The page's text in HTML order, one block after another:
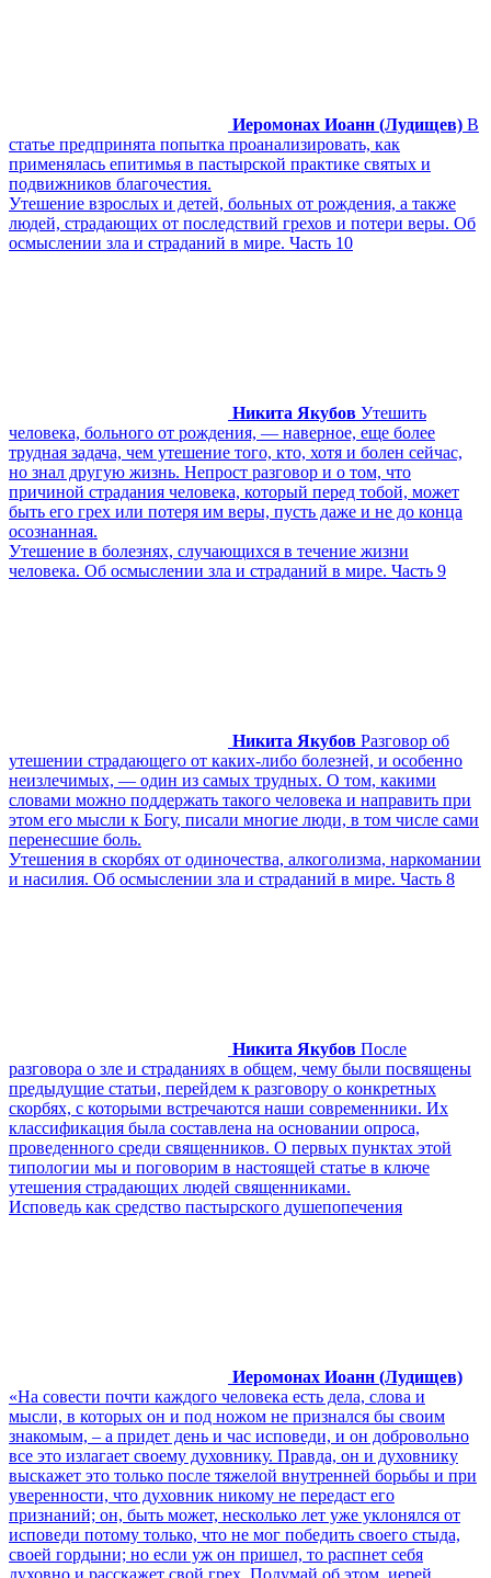
Иеромонах Иоанн (Лудищев) В
статье предпринята попытка проанализировать, как
применялась епитимья в пастырской практике святых и
подвижников благочестия.
Утешение взрослых и детей, больных от рождения, а также
людей, страдающих от последствий грехов и потери веры. Об
осмыслении зла и страданий в мире. Часть 10
Никита Якубов Утешить
человека, больного от рождения, — наверное, еще более
трудная задача, чем утешение того, кто, хотя и болен сейчас,
но знал другую жизнь. Непрост разговор и о том, что
причиной страдания человека, который перед тобой, может
быть его грех или потеря им веры, пусть даже и не до конца
осознанная.
Утешение в болезнях, случающихся в течение жизни
человека. Об осмыслении зла и страданий в мире. Часть 9
Никита Якубов Разговор об
утешении страдающего от каких-либо болезней, и особенно
неизлечимых, — один из самых трудных. О том, какими
словами можно поддержать такого человека и направить при
этом его мысли к Богу, писали многие люди, в том числе сами
перенесшие боль.
Утешения в скорбях от одиночества, алкоголизма, наркомании
и насилия. Об осмыслении зла и страданий в мире. Часть 8
Никита Якубов После
разговора о зле и страданиях в общем, чему были посвящены
предыдущие статьи, перейдем к разговору о конкретных
скорбях, с которыми встречаются наши современники. Их
классификация была составлена на основании опроса,
проведенного среди священников. О первых пунктах этой
типологии мы и поговорим в настоящей статье в ключе
утешения страдающих людей священниками.
Исповедь как средство пастырского душепопечения
Иеромонах Иоанн (Лудищев)
«На совести почти каждого человека есть дела, слова и
мысли, в которых он и под ножом не признался бы своим
знакомым, – а придет день и час исповеди, и он добровольно
все это излагает своему духовнику. Правда, он и духовнику
выскажет это только после тяжелой внутренней борьбы и при
уверенности, что духовник никому не передаст его
признаний; он, быть может, несколько лет уже уклонялся от
исповеди потому только, что не мог победить своего стыда,
своей гордыни; но если уж он пришел, то распнет себя
духовно и расскажет свой грех. Подумай об этом, иерей